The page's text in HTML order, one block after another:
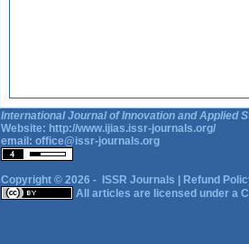
International Journal of Innovation and Applied
Website: http://www.ijias.issr-journals.org/
email: office@issr-journals.org
Copyright © 2026 - ISSR Journals
Refund
All articles are licensed under a